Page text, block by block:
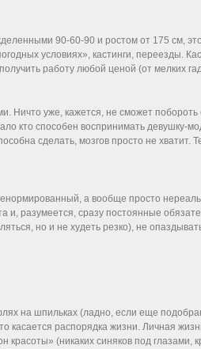
90-60-90 и ростом от 175 см,
условиях», кастинги, переезды.
работу любой ценой (от мелких
Ничто уже, кажется, не сможет
кто способен воспринимать девушку-
сделать, мозгов просто не
а вообще просто
и, разумеется, сразу постоянные
но и не худеть резко), не
на шпильках (ладно, если еще
касается распорядка жизни. Личная
красоты» (никаких синяков под